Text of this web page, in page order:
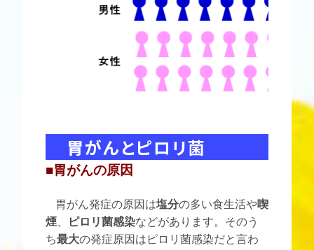
胃がんとピロリ菌
■胃がんの原因
胃がん発症の原因は塩分の多い食生活や喫
煙、 ピロリ菌感染などがあります。そのう
ち最大の発症原因はピロリ菌感染だと言わ